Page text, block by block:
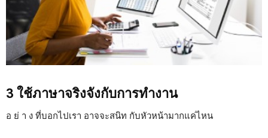
3 ใช้ภาษาจริงจังกับการทำงาน
อ ย่ า ง ที่บอกไปเรา อาจจะสนิท กับหัวหน้ามากแค่ไหน